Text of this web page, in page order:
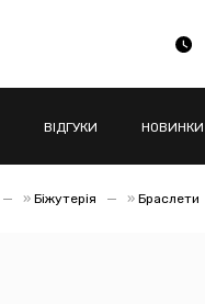
ВІДГУКИ НОВИНКИ
» Біжутерія » Браслети